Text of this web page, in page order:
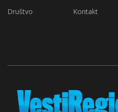
Društvo Kontakt